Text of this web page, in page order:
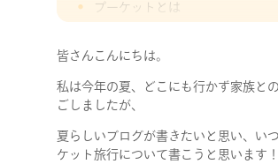
プーケットとは
オールドタウン
皆さんこんにちは。
私は今年の夏、どこにも行かず家族と
ごしましたが、
夏らしいブログが書きたいと思い、い
ケット旅行について書こうと思います！